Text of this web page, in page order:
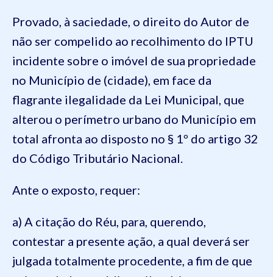
Provado, à saciedade, o direito do Autor de
não ser compelido ao recolhimento do IPTU
incidente sobre o imóvel de sua propriedade
no Município de (cidade), em face da
flagrante ilegalidade da Lei Municipal, que
alterou o perímetro urbano do Município em
total afronta ao disposto no § 1º do artigo 32
do Código Tributário Nacional.
Ante o exposto, requer:
a) A citação do Réu, para, querendo,
contestar a presente ação, a qual deverá ser
julgada totalmente procedente, a fim de que